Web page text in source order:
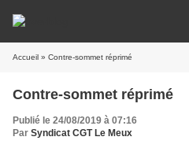
Accueil » Contre-sommet réprimé
Contre-sommet réprimé
Publié le 24/08/2019 à 07:16
Par Syndicat CGT Le Meux